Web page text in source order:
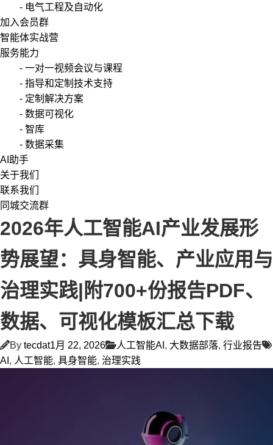
- 电气工程及自动化
加入会员群
智能体实战营
服务能力
- 一对一视频会议与课程
- 指导和定制技术支持
- 定制解决方案
- 数据可视化
- 智库
- 数据采集
AI助手
关于我们
联系我们
同城交流群
2026年人工智能AI产业发展形
势展望：具身智能、产业应用与
治理实践|附700+份报告PDF、
数据、可视化模板汇总下载
By tecdat1月 22, 2026 人工智能AI , 大数据部落, 行业报告
AI , 人工智能, 具身智能, 治理实践